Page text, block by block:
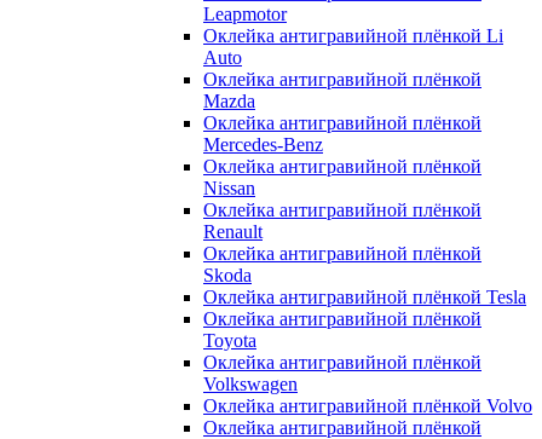
Leapmotor
Оклейка антигравийной плёнкой Li
Auto
Оклейка антигравийной плёнкой
Mazda
Оклейка антигравийной плёнкой
Mercedes-Benz
Оклейка антигравийной плёнкой
Nissan
Оклейка антигравийной плёнкой
Renault
Оклейка антигравийной плёнкой
Skoda
Оклейка антигравийной плёнкой Tesla
Оклейка антигравийной плёнкой
Toyota
Оклейка антигравийной плёнкой
Volkswagen
Оклейка антигравийной плёнкой Volvo
Оклейка антигравийной плёнкой